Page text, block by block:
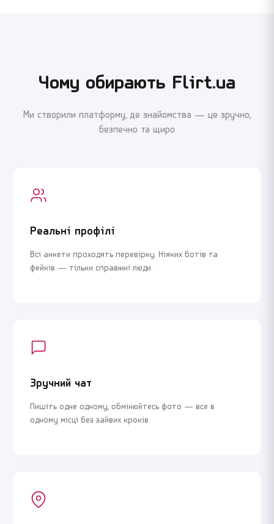
Увійти через Google
Чому обирають Flirt.ua
Ми створили платформу, де знайомства — це зручно,
безпечно та щиро
Реальні профілі
Всі анкети проходять перевірку. Ніяких ботів та
фейків — тільки справжні люди.
Зручний чат
Пишіть одне одному, обмінюйтесь фото — все в
одному місці без зайвих кроків.
Увійти через Google